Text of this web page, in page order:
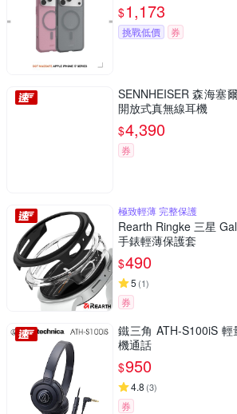
$1,173
挑戰低價 券
SENNHEISER 森海塞
開放式真無線耳機
$4,390
券
極致輕薄 完整保護
Rearth Ringke 三星
手錶輕薄保護套
$490
5 (1)
券
鐵三角 ATH-S100iS
機通話
$950
4.8 (3)
券